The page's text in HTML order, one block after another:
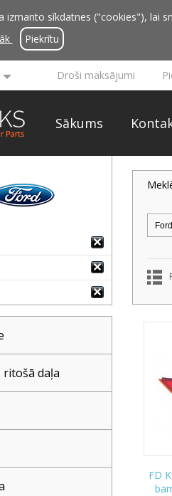
izmanto sīkdatnes ("cookies"), lai
Piekrītu
Droši maksājumi
Sākums
ritošā daļa
FD